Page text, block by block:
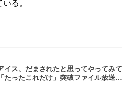
る。
イス、だまされたと思ってやってみて
「たったこれだけ」突破ファイル放送で